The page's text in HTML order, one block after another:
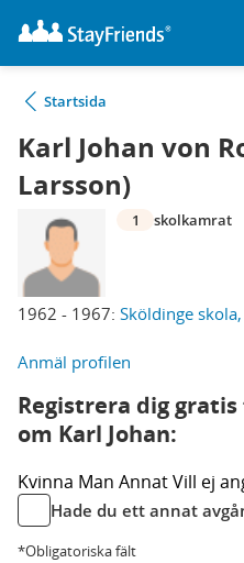
Startsida
Karl Johan von
Larsson)
1962 - 1967: Sköldinge
1 skolkamrat
Anmäl profilen
Registrera dig
om Karl Johan:
Kvinna Man AnnatVill ej
Hade du ett annat
*Obligatoriska fält